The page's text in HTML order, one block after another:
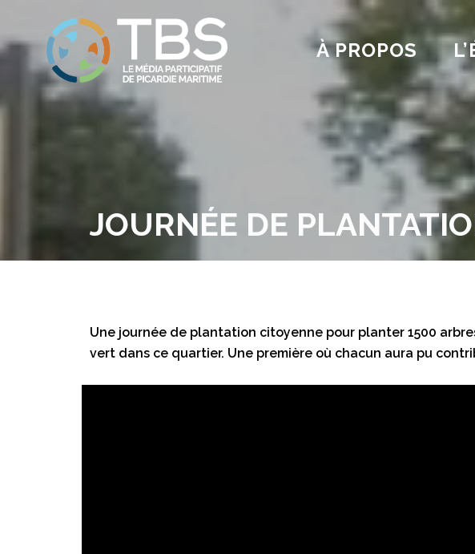
À PROPOS
JOURNÉE DE
Une journée de plantation citoyenne pour planter 1500
vert dans ce quartier. Une première où chacun aura pu